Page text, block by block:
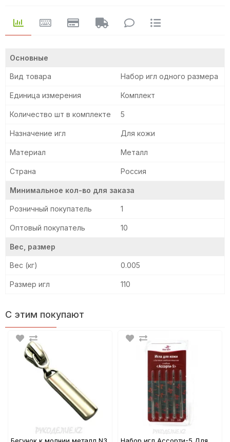
Основные
Вид товара Набор игл одного размера
Единица измерения Комплект
Количество шт в комплекте 5
Назначение игл Для кожи
Материал Металл
Страна Россия
Минимальное кол-во для заказа
Розничный покупатель 1
Оптовый покупатель 10
Вес, размер
Вес (кг) 0.005
Размер игл 110
С этим покупают